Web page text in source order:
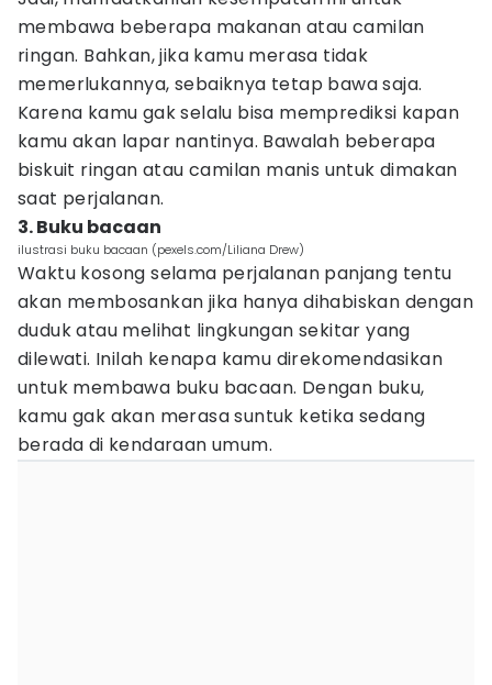
membawa beberapa makanan atau camilan
ringan. Bahkan, jika kamu merasa tidak
memerlukannya, sebaiknya tetap bawa saja.
Karena kamu gak selalu bisa memprediksi kapan
kamu akan lapar nantinya. Bawalah beberapa
biskuit ringan atau camilan manis untuk dimakan
saat perjalanan.
3. Buku bacaan
ilustrasi buku bacaan (pexels.com/Liliana Drew)
Waktu kosong selama perjalanan panjang tentu
akan membosankan jika hanya dihabiskan dengan
duduk atau melihat lingkungan sekitar yang
dilewati. Inilah kenapa kamu direkomendasikan
untuk membawa buku bacaan. Dengan buku,
kamu gak akan merasa suntuk ketika sedang
berada di kendaraan umum.